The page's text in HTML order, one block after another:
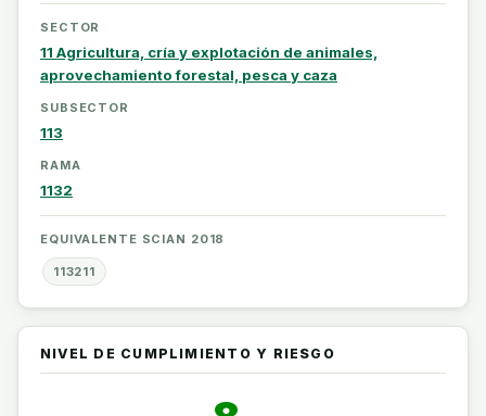
SECTOR
11 Agricultura, cría y explotación de animales,
aprovechamiento forestal, pesca y caza
SUBSECTOR
113
RAMA
1132
EQUIVALENTE SCIAN 2018
113211
NIVEL DE CUMPLIMIENTO Y RIESGO